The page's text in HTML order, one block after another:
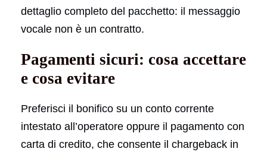
dettaglio completo del pacchetto: il messaggio
vocale non è un contratto.
Pagamenti sicuri: cosa accettare
e cosa evitare
Preferisci il bonifico su un conto corrente
intestato all’operatore oppure il pagamento con
carta di credito, che consente il chargeback in